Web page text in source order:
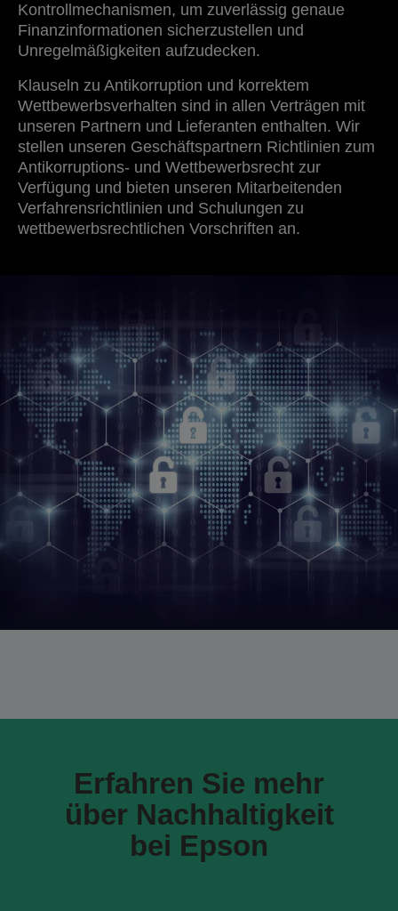
Kontrollmechanismen, um zuverlässig genaue
Finanzinformationen sicherzustellen und
Unregelmäßigkeiten aufzudecken.
Klauseln zu Antikorruption und korrektem
Wettbewerbsverhalten sind in allen Verträgen mit
unseren Partnern und Lieferanten enthalten. Wir
stellen unseren Geschäftspartnern Richtlinien zum
Antikorruptions- und Wettbewerbsrecht zur
Verfügung und bieten unseren Mitarbeitenden
Verfahrensrichtlinien und Schulungen zu
wettbewerbsrechtlichen Vorschriften an.
Erfahren Sie mehr
über Nachhaltigkeit
bei Epson